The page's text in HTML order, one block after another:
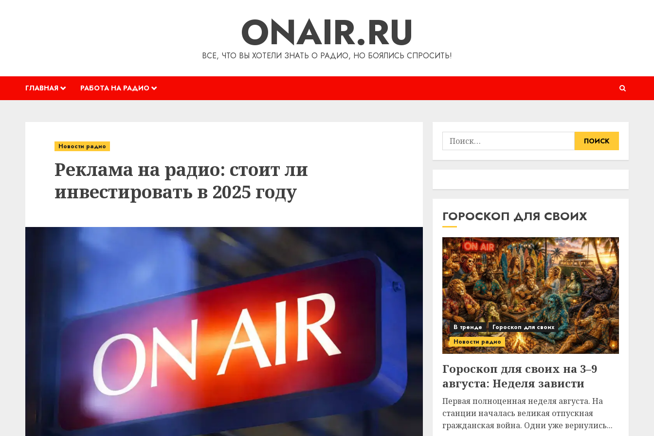
ONAIR.RU
ВСЕ, ЧТО ВЫ ХОТЕЛИ ЗНАТЬ О РАДИО, НО БОЯЛИСЬ СПРОСИТЬ!
ГЛАВНАЯ РАБОТА НА РАДИО
Новости радио
Реклама на радио: стоит ли
инвестировать в 2025 году
Найти:
ГОРОСКОП ДЛЯ СВОИХ
В тренде
Гороскоп для своих
Новости радио
Гороскоп для своих на 3–9
августа: Неделя зависти
Первая полноценная неделя августа. На
станции началась великая отпускная
гражданская война. Одни уже вернулись...